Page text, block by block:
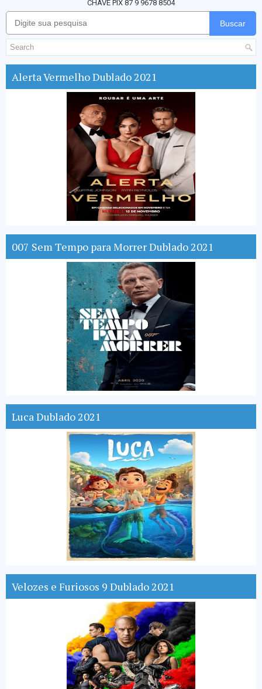
CHAVE PIX 87 9 9678 8504
Buscar
Alerta Vermelho Dublado 2021
007 Sem Tempo para Morrer Dublado 2021
Luca Dublado 2021
Velozes e Furiosos 9 Dublado 2021